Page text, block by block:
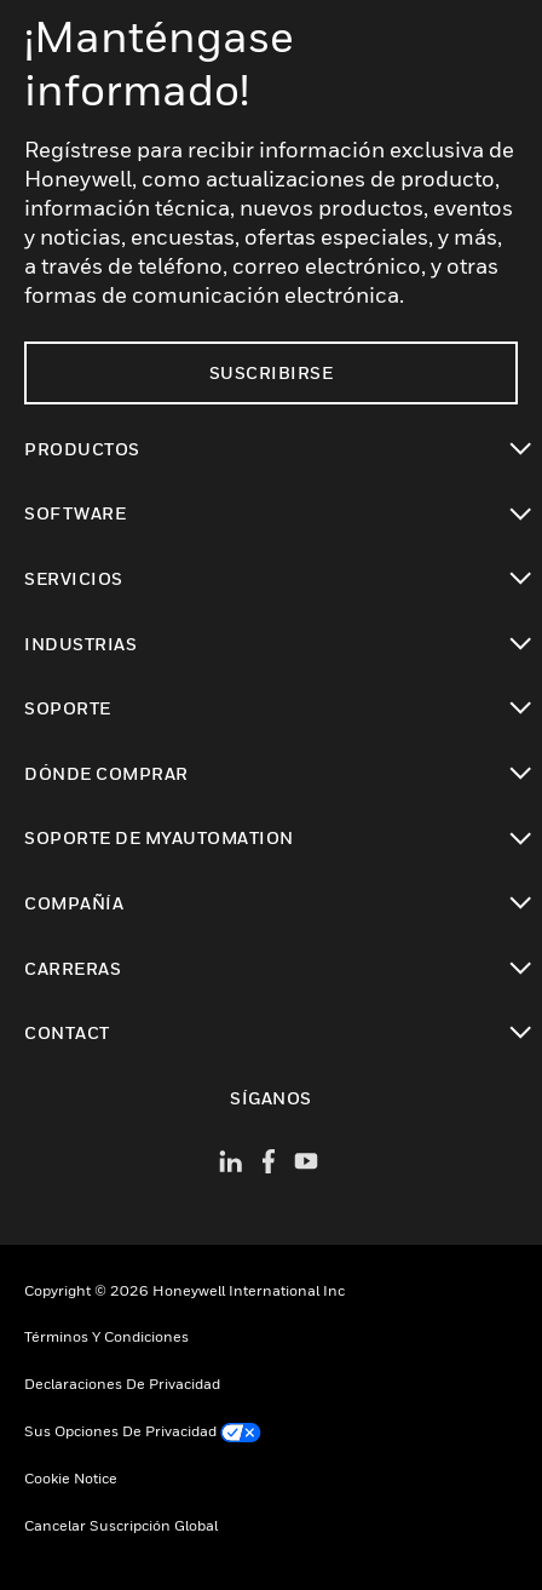
¡Manténgase
informado!
Regístrese para recibir información exclusiva de
Honeywell, como actualizaciones de producto,
información técnica, nuevos productos, eventos
y noticias, encuestas, ofertas especiales, y más,
a través de teléfono, correo electrónico, y otras
formas de comunicación electrónica.
SUSCRIBIRSE
PRODUCTOS
SOFTWARE
SERVICIOS
INDUSTRIAS
SOPORTE
DÓNDE COMPRAR
SOPORTE DE MYAUTOMATION
COMPAÑÍA
CARRERAS
CONTACT
SÍGANOS
Copyright © 2026 Honeywell International Inc
Términos Y Condiciones
Declaraciones De Privacidad
Sus Opciones De Privacidad
Cookie Notice
Cancelar Suscripción Global